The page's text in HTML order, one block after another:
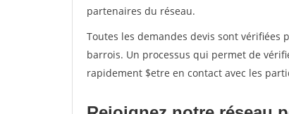
partenaires du réseau.
Toutes les demandes devis sont
barrois. Un processus qui permet de
rapidement $etre en contact avec les